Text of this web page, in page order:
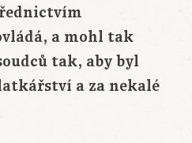
a mohl tak
tak, aby byl
a za nekalé